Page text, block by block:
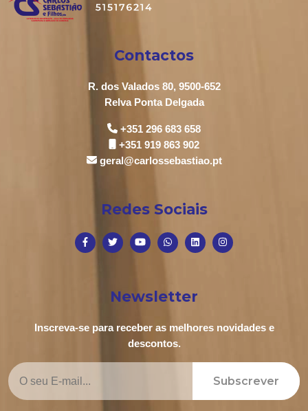
Contactos
R. dos Valados 80, 9500-652
Relva Ponta Delgada
+351 296 683 658
+351 919 863 902
geral@carlossebastiao.pt
Redes Sociais
Newsletter
Inscreva-se para receber as melhores novidades e
descontos.
Subscrever